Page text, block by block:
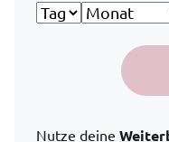
Spanisch für den
Nutze deine